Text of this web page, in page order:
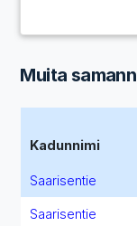
Muita
Kadunnimi
Saarisentie
Saarisentie